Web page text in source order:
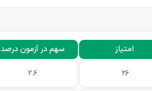
امتیاز سهم در آزمون درصد
26
2.6